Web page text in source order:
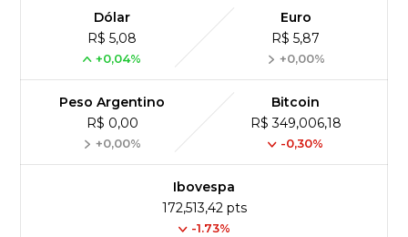
Dólar
R$ 5,08
+0,04%
Euro
R$ 5,87
+0,00%
Peso Argentino
R$ 0,00
+0,00%
Bitcoin
R$ 349,006,18
-0,30%
Ibovespa
172,513,42 pts
-1.73%